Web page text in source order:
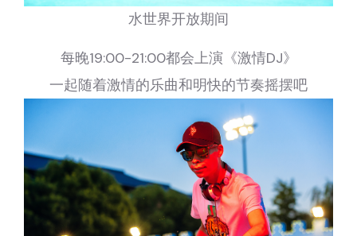
水世界开放期间
每晚19:00-21:00都会上演《激情DJ》
一起随着激情的乐曲和明快的节奏摇摆吧